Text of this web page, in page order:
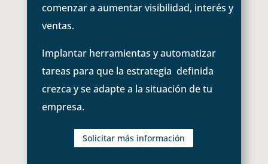
comenzar a aumentar visibilidad, interés y
ventas.
Implantar herramientas y automatizar
tareas para que la estrategia definida
crezca y se adapte a la situación de tu
empresa.
Solicitar más información